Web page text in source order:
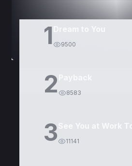
1 9500
2 8583
3 11141